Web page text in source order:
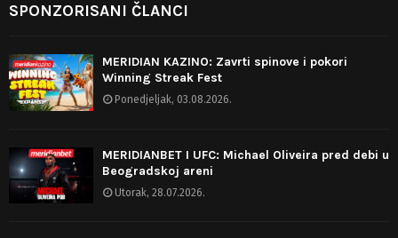
SPONZORISANI ČLANCI
MERIDIAN KAZINO: Zavrti spinove i pokori
Winning Streak Fest
Ponedjeljak, 03.08.2026.
MERIDIANBET I UFC: Michael Oliveira pred debi u
Beogradskoj areni
Utorak, 28.07.2026.